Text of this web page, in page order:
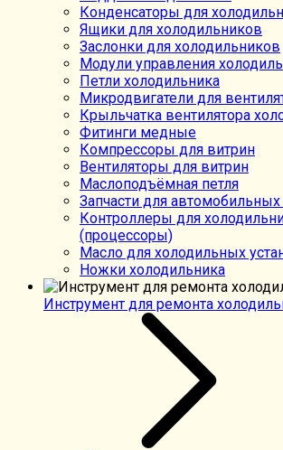
Конденсаторы для
Ящики для холодильников
Заслонки для холодильников
Модули управления
Петли холодильника
Микродвигатели для
Крыльчатка вентилятора
Фитинги медные
Компрессоры для витрин
Вентиляторы для витрин
Маслоподъёмная петля
Запчасти для
Контроллеры для
(процессоры)
Масло для холодильных
Ножки холодильника
Инструмент для ремонта